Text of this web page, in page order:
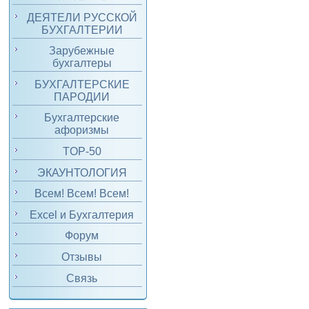
ДЕЯТЕЛИ РУССКОЙ
БУХГАЛТЕРИИ
Зарубежные
бухгалтеры
БУХГАЛТЕРСКИЕ
ПАРОДИИ
Бухгалтерские
афоризмы
TOP-50
ЭКАУНТОЛОГИЯ
Всем! Всем! Всем!
Excel и Бухгалтерия
Форум
Отзывы
Связь